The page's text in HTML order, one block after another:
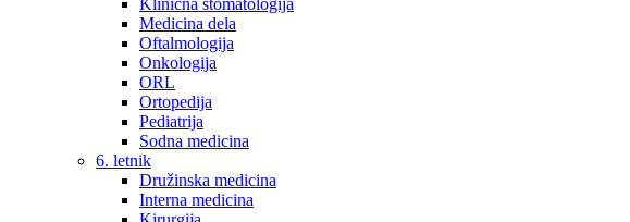
Klinična stomatologija
Medicina dela
Oftalmologija
Onkologija
ORL
Ortopedija
Pediatrija
Sodna medicina
6. letnik
Družinska medicina
Interna medicina